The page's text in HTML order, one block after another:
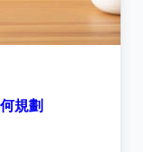
規劃